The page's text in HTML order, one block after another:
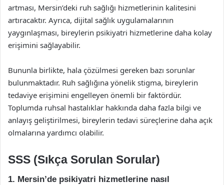
artması, Mersin’deki ruh sağlığı hizmetlerinin kalitesini
artıracaktır. Ayrıca, dijital sağlık uygulamalarının
yaygınlaşması, bireylerin psikiyatri hizmetlerine daha kolay
erişimini sağlayabilir.
Bununla birlikte, hala çözülmesi gereken bazı sorunlar
bulunmaktadır. Ruh sağlığına yönelik stigma, bireylerin
tedaviye erişimini engelleyen önemli bir faktördür.
Toplumda ruhsal hastalıklar hakkında daha fazla bilgi ve
anlayış geliştirilmesi, bireylerin tedavi süreçlerine daha açık
olmalarına yardımcı olabilir.
SSS (Sıkça Sorulan Sorular)
1. Mersin’de psikiyatri hizmetlerine nasıl